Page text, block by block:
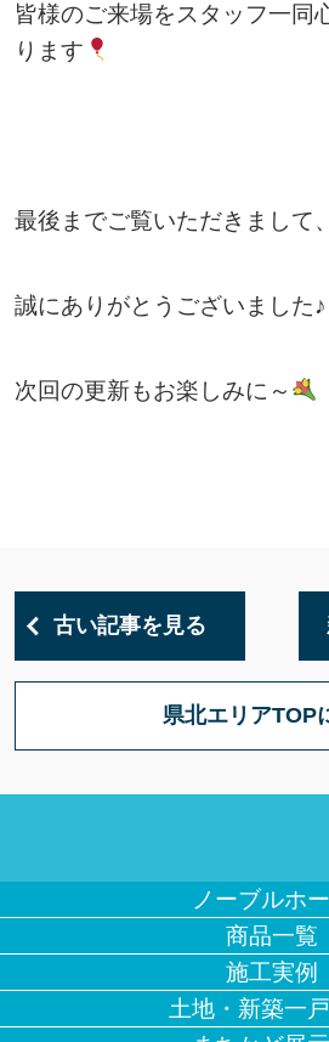
皆様のご来場をスタッフ一同
ります
最後までご覧いただきまして、
誠にありがとうございました♪
次回の更新もお楽しみに～
古い記事を見る
県北エリアTOP
ノーブルホ
商品一覧
施工実例
土地・新築一